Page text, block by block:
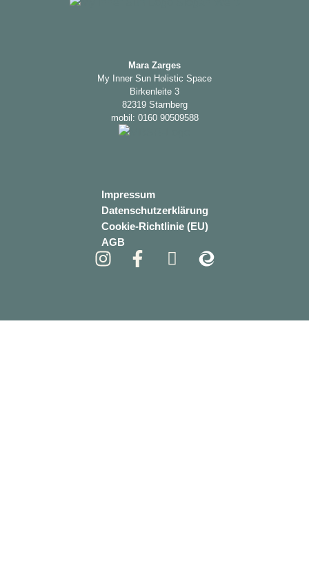
Mara Zarges
My Inner Sun Holistic Space
Birkenleite 3
82319 Starnberg
mobil: 0160 90509588
Impressum
Datenschutzerklärung
Cookie-Richtlinie (EU)
AGB